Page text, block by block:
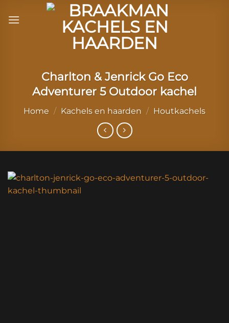
naar
Charlton & Jenrick Go Eco
Adventurer 5 Outdoor kachel
Home / Kachels en haarden / Houtkachels